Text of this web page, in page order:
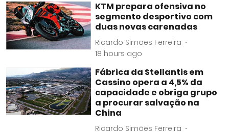
KTM prepara ofensiva no
segmento desportivo com
duas novas carenadas
Ricardo Simões Ferreira
18 hours ago
Fábrica da Stellantis em
Cassino opera a 4,5% da
capacidade e obriga grupo
a procurar salvação na
China
Ricardo Simões Ferreira